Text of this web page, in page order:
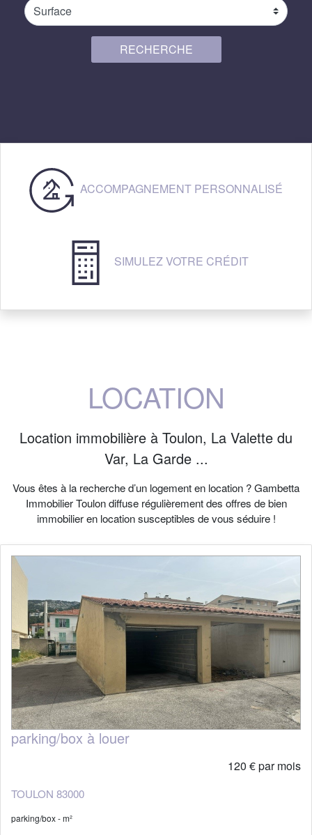
ACCOMPAGNEMENT PERSONNALISÉ
SIMULEZ VOTRE CRÉDIT
LOCATION
Location immobilière à Toulon, La Valette du
Var, La Garde ...
Vous êtes à la recherche d’un logement en location ? Gambetta
Immobilier Toulon diffuse régulièrement des offres de bien
immobilier en location susceptibles de vous séduire !
parking/box à louer
120 € par mois
TOULON 83000
parking/box - m²